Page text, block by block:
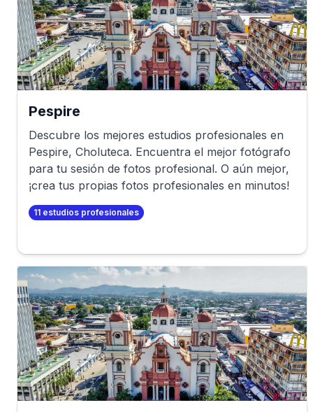
Pespire
Descubre los mejores estudios profesionales en
Pespire, Choluteca. Encuentra el mejor fotógrafo
para tu sesión de fotos profesional. O aún mejor,
¡crea tus propias fotos profesionales en minutos!
11 estudios profesionales